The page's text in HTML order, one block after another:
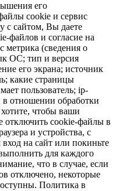
его
cookie и сервис
с сайтом, Вы даете
файлов и согласие на
метрика (сведения о
ОС; тип и версия
его экрана; источник
какие страницы
пользователь; ip-
в отношении обработки
чтобы ваши
отключить cookie-файлы в
и устройства, с
на сайт или покиньте
для каждого
что в случае, если
отключено, некоторые
Политика в